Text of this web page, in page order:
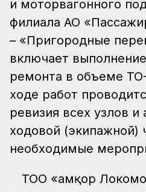
и моторвагонного
филиала АО
– «Пригородные
включает
ремонта в объеме
ходе работ
ревизия всех узлов и
ходовой (экипажной)
необходимые
ТОО «Қамқор